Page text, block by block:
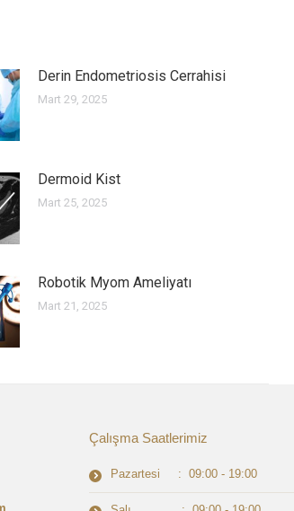
Derin Endometriosis Cerrahisi
Mart 29, 2025
Dermoid Kist
Mart 25, 2025
Robotik Myom Ameliyatı
Mart 21, 2025
Çalışma Saatlerimiz
Pazartesi : 09:00 - 19:00